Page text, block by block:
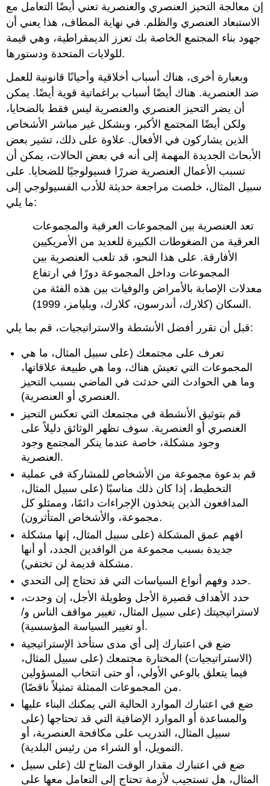
إن معالجة التحيز العنصري والعنصرية تعني أيضًا التعامل مع
الاستبعاد العنصري والظلم. في نهاية المطاف، هذا يعني أن
جهود بناء المجتمع الخاصة بك تعزز الديمقراطية، وهي قيمة
للولايات المتحدة ودستورها.
وبعبارة أخرى، هناك أسباب أخلاقية وأحيانًا قانونية للعمل
ضد العنصرية. هناك أيضًا أسباب براغماتية قوية أيضًا. يمكن
أن يضر التحيز العنصري والعنصرية ليس فقط بالضحايا،
ولكن أيضًا المجتمع الأكبر، وبشكل غير مباشر الأشخاص
الذين يشاركون في الأفعال. علاوة على ذلك، تشير بعض
الأبحاث الجديدة المهمة إلى أنه في بعض الحالات، يمكن أن
تسبب الأعمال العنصرية ضررًا فسيولوجيًا للضحايا. على
سبيل المثال، خلصت مراجعة حديثة للأدب الفسيولوجي إلى
ما يلي:
تعد العنصرية بين المجموعات العرقية والمجموعات
العرقية من الضغوطات الكبيرة للعديد من الأمريكيين
الأفارقة. على هذا النحو، قد تلعب العنصرية بين
المجموعات وداخل المجموعة دورًا في ارتفاع
معدلات الإصابة بالأمراض والوفيات بين هذه الفئة من
السكان (كلارك، أندرسون، كلارك، ويليامز، 1999).
قبل أن تقرر أفضل الأنشطة والاستراتيجيات، قم بما يلي:
تعرف على مجتمعك (على سبيل المثال، ما هي
المجموعات التي تعيش هناك، وما هي طبيعة علاقاتها،
وما هي الحوادث التي حدثت في الماضي بسبب التحيز
العنصري أو العنصرية).
قم بتوثيق الأنشطة في مجتمعك التي تعكس التحيز
العنصري أو العنصرية. سوف تظهر الوثائق دليلاً على
وجود مشكلة، خاصة عندما ينكر المجتمع وجود
العنصرية.
قم بدعوة مجموعة من الأشخاص للمشاركة في عملية
التخطيط، إذا كان ذلك مناسبًا (على سبيل المثال،
المدافعون الذين يتخذون الإجراءات دائمًا، وممثلو كل
مجموعة، والأشخاص المتأثرون).
افهم عمق المشكلة (على سبيل المثال، إنها مشكلة
جديدة بسبب مجموعة من الوافدين الجدد، أو أنها
مشكلة قديمة لن تختفي).
حدد وفهم أنواع السياسات التي قد تحتاج إلى التحدي.
حدد الأهداف قصيرة الأجل وطويلة الأجل، إن وجدت،
لاستراتيجيتك (على سبيل المثال، تغيير مواقف الناس و/
أو تغيير السياسة المؤسسية).
ضع في اعتبارك إلى أي مدى ستأخذ الإستراتيجية
(الاستراتيجيات) المختارة مجتمعك (على سبيل المثال،
فيما يتعلق بالوعي الأولي، أو حتى انتخاب المسؤولين
من المجموعات الممثلة تمثيلاً ناقصًا).
ضع في اعتبارك الموارد الحالية التي يمكنك البناء عليها
والمساعدة أو الموارد الإضافية التي قد تحتاجها (على
سبيل المثال، التدريب على مكافحة العنصرية، أو
التمويل، أو الشراء من رئيس البلدية).
ضع في اعتبارك مقدار الوقت المتاح لك (على سبيل
المثال، هل تستجيب لأزمة تحتاج إلى التعامل معها على